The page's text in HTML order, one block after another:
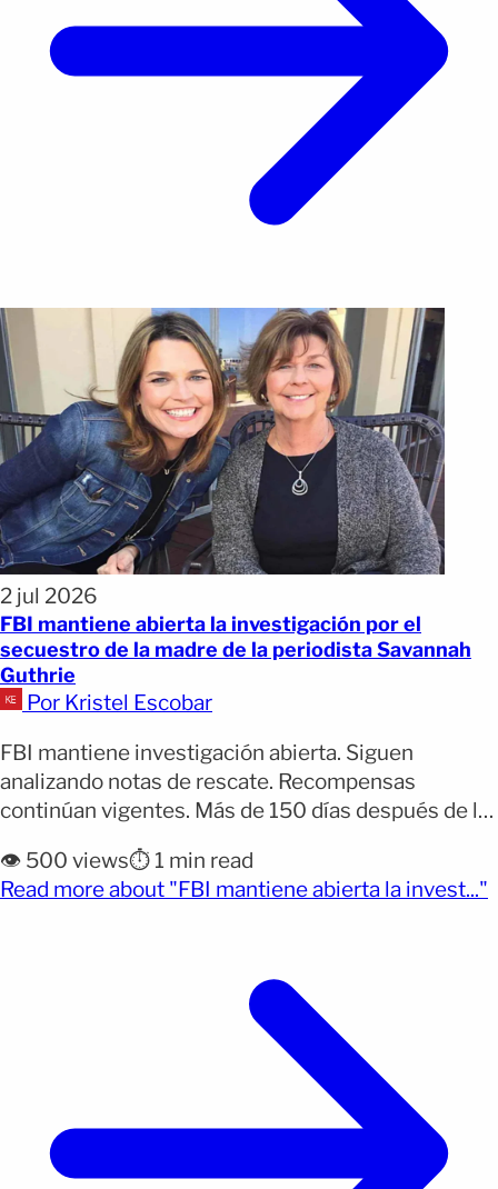
2 jul 2026
FBI mantiene abierta la investigación por el
secuestro de la madre de la periodista Savannah
Guthrie
Por Kristel Escobar
FBI mantiene investigación abierta. Siguen
analizando notas de rescate. Recompensas
continúan vigentes. Más de 150 días después de la
presentadora de NBC Savannah Guthrie, el FBI
aseguró que el caso continúa siendo investigado
👁️ 500 views⏱️ 1 min read
Read more about "FBI mantiene abierta la invest..."